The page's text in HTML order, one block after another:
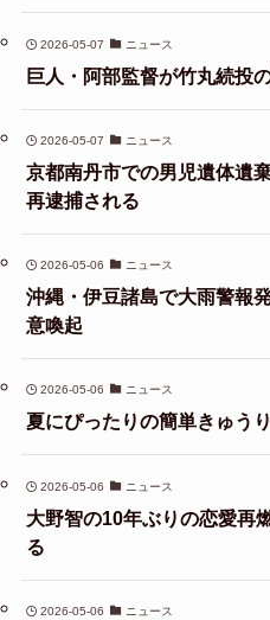
2026-05-07 ニュース
巨人・阿部監督が竹丸続投
2026-05-07 ニュース
京都南丹市での男児遺体遺
再逮捕される
2026-05-06 ニュース
沖縄・伊豆諸島で大雨警報
意喚起
2026-05-06 ニュース
夏にぴったりの簡単きゅう
2026-05-06 ニュース
大野智の10年ぶりの恋愛再
る
2026-05-06 ニュース